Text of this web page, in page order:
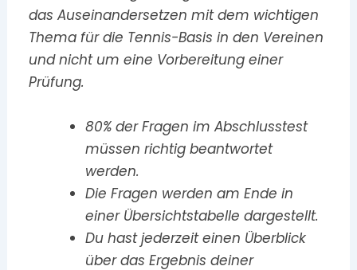
das Auseinandersetzen mit dem wichtigen
Thema für die Tennis-Basis in den Vereinen
und nicht um eine Vorbereitung einer
Prüfung.
80% der Fragen im Abschlusstest
müssen richtig beantwortet
werden.
Die Fragen werden am Ende in
einer Übersichtstabelle dargestellt.
Du hast jederzeit einen Überblick
über das Ergebnis deiner